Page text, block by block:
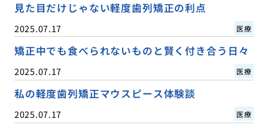
見た目だけじゃない軽度歯列矯正の利点
2025.07.17 医療
矯正中でも食べられないものと賢く付き合う日々
2025.07.17 医療
私の軽度歯列矯正マウスピース体験談
2025.07.17 医療